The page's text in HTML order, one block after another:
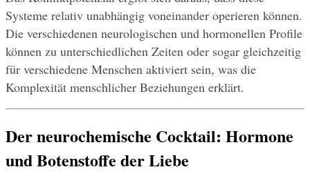
Systeme relativ unabhängig voneinander operieren können.
Die verschiedenen neurologischen und hormonellen Profile
können zu unterschiedlichen Zeiten oder sogar gleichzeitig
für verschiedene Menschen aktiviert sein, was die
Komplexität menschlicher Beziehungen erklärt.
Der neurochemische Cocktail: Hormone
und Botenstoffe der Liebe